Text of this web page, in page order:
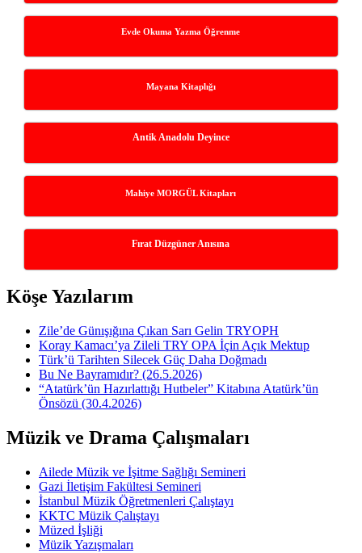
Evde Okuma Yazma Öğrenme
Mayana Kitaplığı
Antik Anadolu Deyince
Mahiye MORGÜL Kitapları
Fırat Düzgüner Anısına
Köşe Yazılarım
Zile’de Günışığına Çıkan Sarı Gelin TRYOPH
Koray Kamacı’ya Zileli TRY OPA İçin Açık Mektup
Türk’ü Tarihten Silecek Güç Daha Doğmadı
Bu Ne Bayramıdır? (26.5.2026)
“Atatürk’ün Hazırlattığı Hutbeler” Kitabına Atatürk’ün
Önsözü (30.4.2026)
Müzik ve Drama Çalışmaları
Ailede Müzik ve İşitme Sağlığı Semineri
Gazi İletişim Fakültesi Semineri
İstanbul Müzik Öğretmenleri Çalıştayı
KKTC Müzik Çalıştayı
Müzed İşliği
Müzik Yazışmaları